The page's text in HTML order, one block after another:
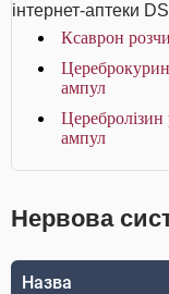
інтернет-аптеки
Ксаврон
ампул
ампул
Нервова
Назва